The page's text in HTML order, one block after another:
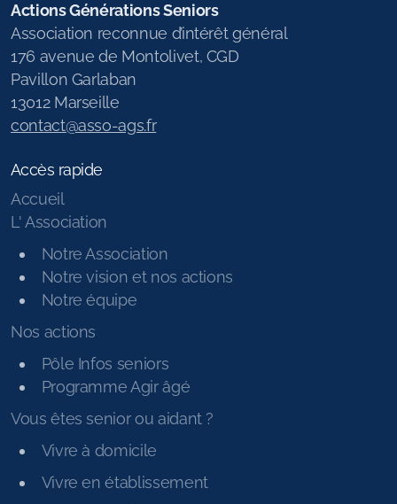
Actions Générations Seniors
Association reconnue d’intérêt général
176 avenue de Montolivet, CGD
Pavillon Garlaban
13012 Marseille
contact@asso-ags.fr
Accès rapide
Accueil
L' Association
Notre Association
Notre vision et nos actions
Notre équipe
Nos actions
Pôle Infos seniors
Programme Agir âgé
Vous êtes senior ou aidant ?
Vivre à domicile
Vivre en établissement